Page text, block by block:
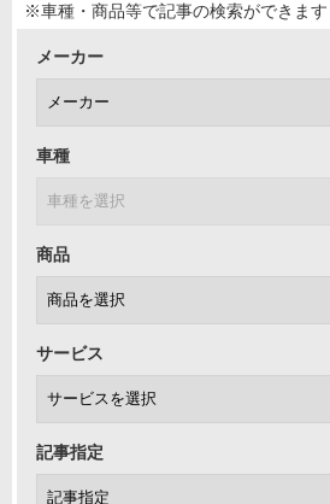
※車種・商品等で記事の検索ができます
メーカー
車種
商品
サービス
記事指定